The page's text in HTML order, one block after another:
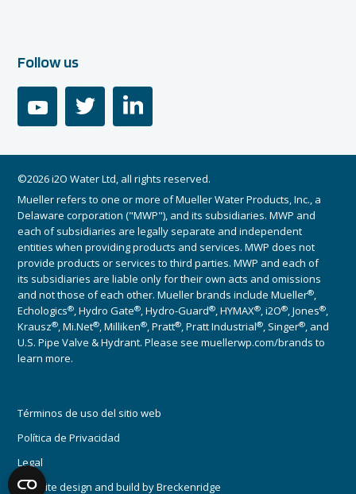
Follow us
youtube twitter linkedin
©2026 i2O Water Ltd, all rights reserved.
Mueller refers to one or more of Mueller Water Products, Inc., a
Delaware corporation ("MWP"), and its subsidiaries. MWP and
each of subsidiaries are legally separate and independent
entities when providing products and services. MWP does not
provide products or services to third parties. MWP and each of
its subsidiaries are liable only for their own acts and omissions
and not those of each other. Mueller brands include Mueller®,
Echologics®, Hydro Gate®, Hydro-Guard®, HYMAX®, i2O®, Jones®,
Krausz®, Mi.Net®, Milliken®, Pratt®, Pratt Industrial®, Singer®, and
U.S. Pipe Valve & Hydrant. Please see muellerwp.com/brands to
learn more.
Términos de uso del sitio web
Política de Privacidad
Legal
Website design and build byBreckenridge